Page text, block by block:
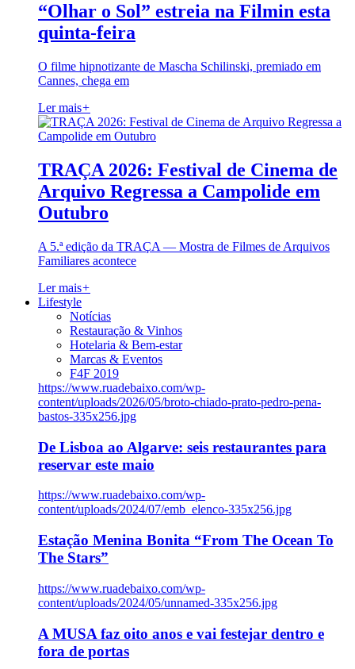
“Olhar o Sol” estreia na Filmin esta
quinta-feira
O filme hipnotizante de Mascha Schilinski, premiado em
Cannes, chega em
Ler mais+
TRAÇA 2026: Festival de Cinema de
Arquivo Regressa a Campolide em
Outubro
A 5.ª edição da TRAÇA — Mostra de Filmes de Arquivos
Familiares acontece
Ler mais+
Lifestyle
Notícias
Restauração & Vinhos
Hotelaria & Bem-estar
Marcas & Eventos
F4F 2019
https://www.ruadebaixo.com/wp-
content/uploads/2026/05/broto-chiado-prato-pedro-pena-
bastos-335x256.jpg
De Lisboa ao Algarve: seis restaurantes para
reservar este maio
https://www.ruadebaixo.com/wp-
content/uploads/2024/07/emb_elenco-335x256.jpg
Estação Menina Bonita “From The Ocean To
The Stars”
https://www.ruadebaixo.com/wp-
content/uploads/2024/05/unnamed-335x256.jpg
A MUSA faz oito anos e vai festejar dentro e
fora de portas